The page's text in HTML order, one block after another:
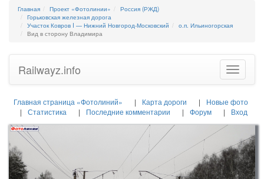
Главная Проект «Фотолинии»
Россия (РЖД)
Горьковская железная дорога
Участок Ковров I — Нижний Новгород-Московский
о.п. Ильиногорская
Вид в сторону Владимира
Toggle
Railwayz.info
Главная страница «Фотолиний» Карта дороги
Новые фото
Статистика
Последние комментарии Форум Вход